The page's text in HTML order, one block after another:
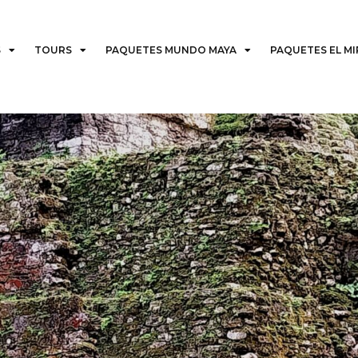
TOURS PAQUETES MUNDO MAYA PAQUETES EL